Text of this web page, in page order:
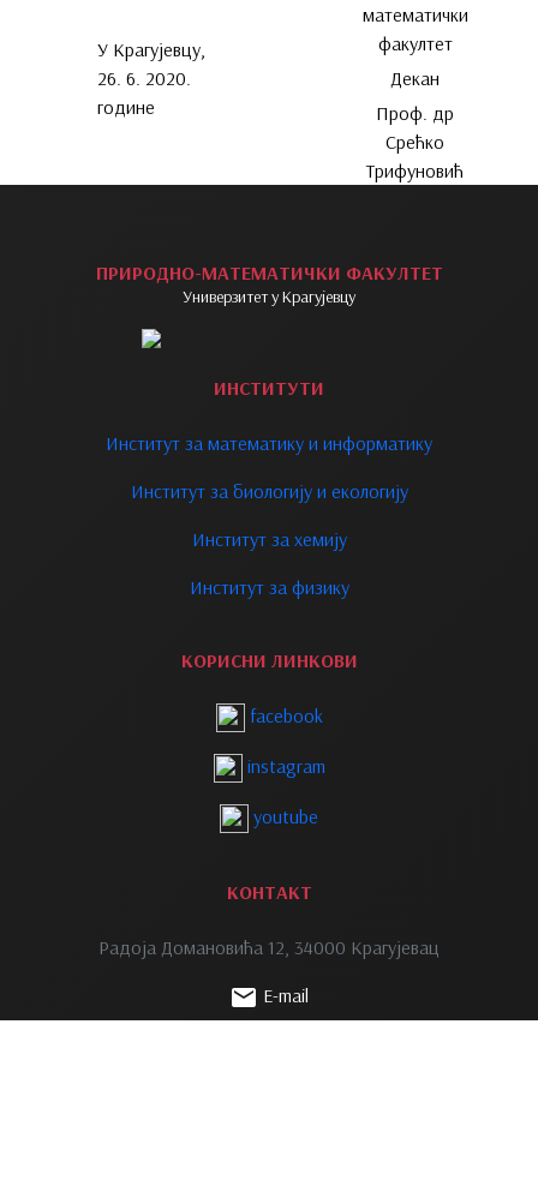
У Крагујевцу,
26. 6. 2020.
године
математички
факултет
Декан
Проф. др
Срећко
Трифуновић
ПРИРОДНО-МАТЕМАТИЧКИ ФАКУЛТЕТ
Универзитет у Крагујевцу
ИНСТИТУТИ
Институт за математику и информатику
Институт за биологију и екологију
Институт за хемију
Институт за физику
КОРИСНИ ЛИНКОВИ
facebook
instagram
youtube
КОНТАКТ
Радоја Домановића 12, 34000 Крагујевац
E-mail